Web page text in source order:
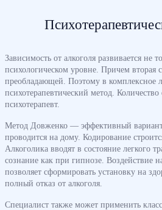
Зависимость от алкоголя развивается не
психологическом уровне. Причем вторая
преобладающей. Поэтому в комплексное
психотерапевтический метод. Количество
психотерапевт.
Метод Довженко — эффективный
проводится на дому. Кодирование
Алкоголика вводят в состояние легкого
сознание как при гипнозе. Воздействие
позволяет сформировать установку на
полный отказ от алкоголя.
Специалист также может применить